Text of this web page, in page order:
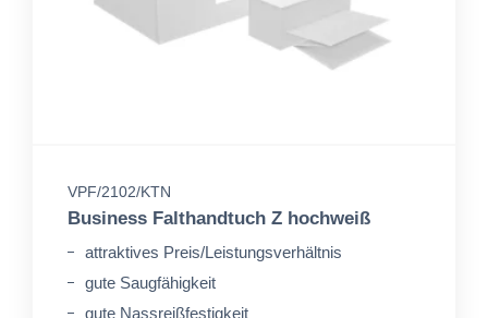
VPF/2102/KTN
Business Falthandtuch Z hochweiß
attraktives Preis/Leistungsverhältnis
gute Saugfähigkeit
gute Nassreißfestigkeit